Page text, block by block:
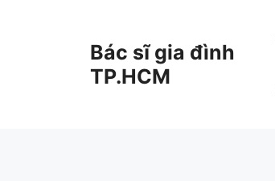
Bác sĩ gia đình
TP.HCM